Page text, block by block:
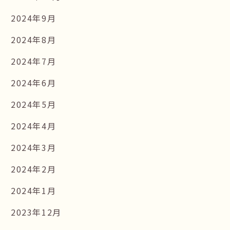
2024年9月
2024年8月
2024年7月
2024年6月
2024年5月
2024年4月
2024年3月
2024年2月
2024年1月
2023年12月